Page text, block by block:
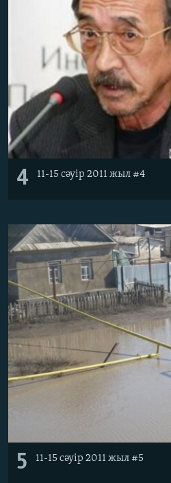
4 11-15 сәуір 2011 жыл #4
5 11-15 сәуір 2011 жыл #5